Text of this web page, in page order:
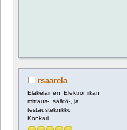
rsaarela
Eläkeläinen, Elektroniikan
mittaus-, säätö-, ja
testausteknikko
Konkari